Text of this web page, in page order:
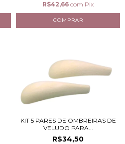
R$42,66 com Pix
KIT 5 PARES DE OMBREIRAS DE
VELUDO PARA...
R$34,50